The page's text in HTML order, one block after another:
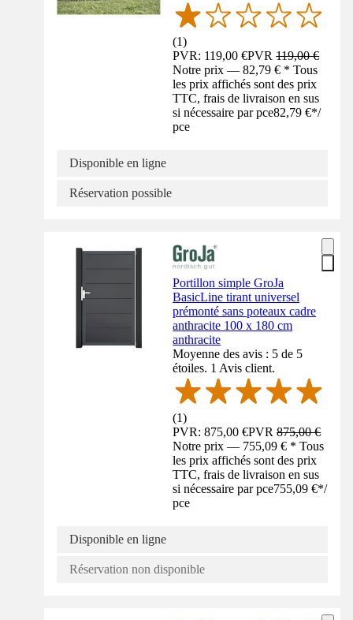
(1)
PVR: 119,00 €PVR119,00 €
Notre prix — 82,79 € * Tous
les prix affichés sont des prix
TTC, frais de livraison en sus
si nécessaire par pce82,79 €*/
pce
Disponible en ligne
Réservation possible
Portillon simple GroJa
BasicLine tirant universel
prémonté sans poteaux cadre
anthracite 100 x 180 cm
anthracite
Moyenne des avis : 5 de 5
étoiles. 1 Avis client.
(1)
PVR: 875,00 €PVR875,00 €
Notre prix — 755,09 € * Tous
les prix affichés sont des prix
TTC, frais de livraison en sus
si nécessaire par pce755,09 €*/
pce
Disponible en ligne
Réservation non disponible